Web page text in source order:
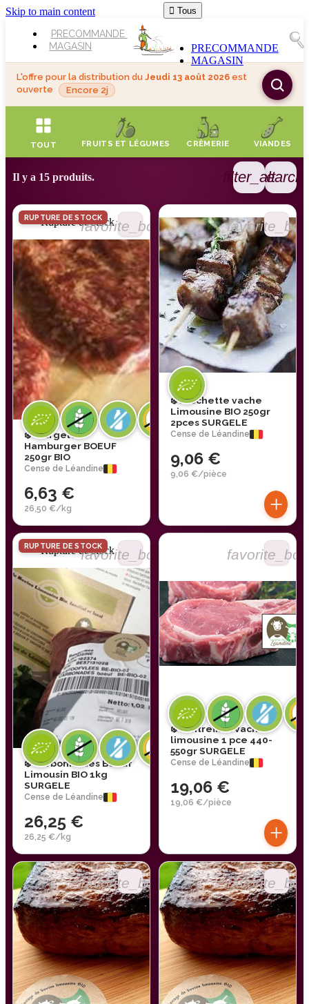
Skip to main content
PRECOMMANDE
MAGASIN
 Tous
PRECOMMANDE
MAGASIN
L'offre pour la distribution du Jeudi 13 août 2026 est
ouverte
Encore 2j
TOUT FRUITS ET LÉGUMES CRÈMERIE VIANDES
Il y a 15 produits. filter_altsearch
favorite_border
RUPTURE DE STOCK
Rupture de stock
❄️ *Surgelé*
Hamburger BOEUF
250gr BIO
Cense de Léandine
6,63 €
26,50 €/kg
❄️ Brochette vache
Limousine BIO 250gr
2pces SURGELE
Cense de Léandine
9,06 €
9,06 €/pièce
+
favorite_border
RUPTURE DE STOCK
Rupture de stock
❄️ Carbonnades Boeuf
Limousin BIO 1kg
SURGELE
Cense de Léandine
26,25 €
26,25 €/kg
❄️ contrefilet vache
limousine 1 pce 440-
550gr SURGELE
Cense de Léandine
19,06 €
19,06 €/pièce
+
favorite_border